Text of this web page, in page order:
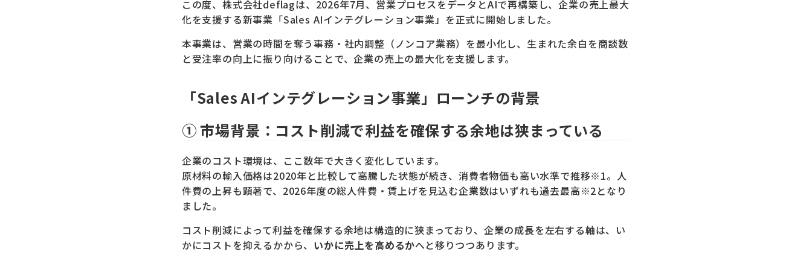
この度、株式会社deflagは、2026年7月、営業プロセスをデータとAIで再構築し、企業の売上最大
化を支援する新事業「Sales AIインテグレーション事業」を正式に開始しました。
本事業は、営業の時間を奪う事務・社内調整（ノンコア業務）を最小化し、生まれた余白を商談数
と受注率の向上に振り向けることで、企業の売上の最大化を支援します。
「Sales AIインテグレーション事業」ローンチの背景
① 市場背景：コスト削減で利益を確保する余地は狭まっている
企業のコスト環境は、ここ数年で大きく変化しています。
原材料の輸入価格は2020年と比較して高騰した状態が続き、消費者物価も高い水準で推移※1。人
件費の上昇も顕著で、2026年度の総人件費・賃上げを見込む企業数はいずれも過去最高※2となり
ました。
コスト削減によって利益を確保する余地は構造的に狭まっており、企業の成長を左右する軸は、い
かにコストを抑えるかから、 いかに売上を高めるかへと移りつつあります。